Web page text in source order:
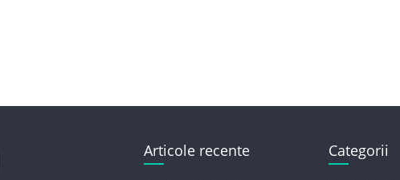
Articole recente Categorii